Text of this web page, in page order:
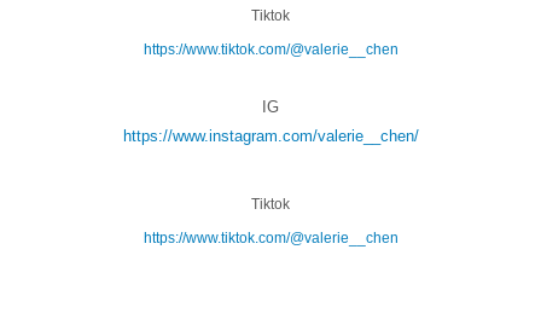
Tiktok
https://www.tiktok.com/@valerie__chen
IG
https://www.instagram.com/valerie__chen/
Tiktok
https://www.tiktok.com/@valerie__chen